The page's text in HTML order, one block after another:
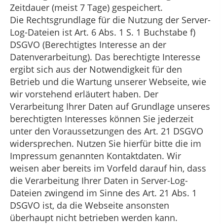
Zeitdauer (meist 7 Tage) gespeichert.
Die Rechtsgrundlage für die Nutzung der Server-
Log-Dateien ist Art. 6 Abs. 1 S. 1 Buchstabe f)
DSGVO (Berechtigtes Interesse an der
Datenverarbeitung). Das berechtigte Interesse
ergibt sich aus der Notwendigkeit für den
Betrieb und die Wartung unserer Webseite, wie
wir vorstehend erläutert haben. Der
Verarbeitung Ihrer Daten auf Grundlage unseres
berechtigten Interesses können Sie jederzeit
unter den Voraussetzungen des Art. 21 DSGVO
widersprechen. Nutzen Sie hierfür bitte die im
Impressum genannten Kontaktdaten. Wir
weisen aber bereits im Vorfeld darauf hin, dass
die Verarbeitung Ihrer Daten in Server-Log-
Dateien zwingend im Sinne des Art. 21 Abs. 1
DSGVO ist, da die Webseite ansonsten
überhaupt nicht betrieben werden kann.